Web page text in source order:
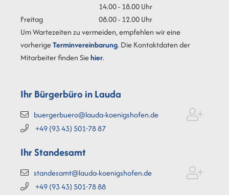
14.00 - 18.00 Uhr
Freitag
08.00 - 12.00 Uhr
Um Wartezeiten zu vermeiden, empfehlen wir eine
vorherigeTerminvereinbarung. Die Kontaktdaten der
Mitarbeiter finden Siehier.
Ihr Bürgerbüro in Lauda
buergerbuero@lauda-koenigshofen.de
+49 (9343) 501-7887
Ihr Standesamt
standesamt@lauda-koenigshofen.de
+49 (9343) 501-7888